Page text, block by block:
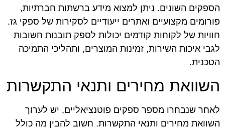
הספקים השונים. ניתן למצוא מידע ברשתות חברתיות,
פורומים מקצועיים ואתרים ייעודיים לסקירות של ספקי גז.
חוויות של לקוחות קודמים יכולות לספק תובנות חשובות
לגבי איכות השירות, זמינות המוצרים, ותהליכי התמיכה
הטכנית.
השוואת מחירים ותנאי התקשרות
לאחר שנבחרו מספר ספקים פוטנציאליים, יש לערוך
השוואת מחירים ותנאי התקשרות. חשוב להבין מה כולל